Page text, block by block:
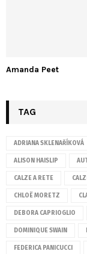
Amanda Peet
TAG
ADRIANA SKLENAŘÍKOVÁ
ALISON HAISLIP
CALZE A RETE
CHLOË MORETZ
DEBORA CAPRIOGLIO
DOMINIQUE SWAIN
FEDERICA PANICUCCI